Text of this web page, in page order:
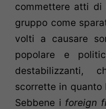
commettere atti di
gruppo come
volti a causare
popolare e
destabilizzanti,
scorrette in quanto
Sebbene i foreign